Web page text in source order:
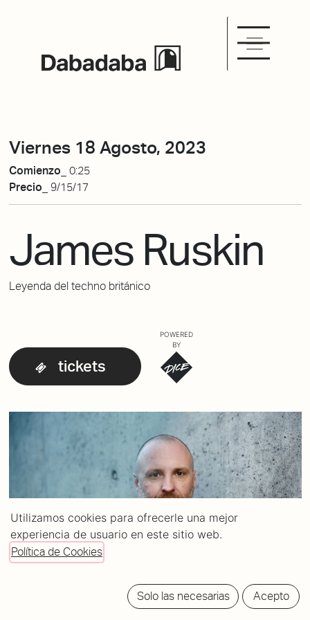
Viernes 18 Agosto, 2023
Comienzo_ 0:25
Precio_ 9/15/17
James Ruskin
Leyenda del techno británico
tickets
POWERED
BY
Utilizamos cookies para ofrecerle una mejor
experiencia de usuario en este sitio web.
Política de Cookies
Solo las necesarias Acepto